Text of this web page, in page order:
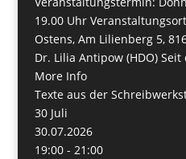
19.00 Uhr
Ostens, Am Lilienberg 5,
Dr. Lilia Antipow (HDO)
More Info
Texte aus der
30 Juli
30.07.2026
19:00 - 21:00